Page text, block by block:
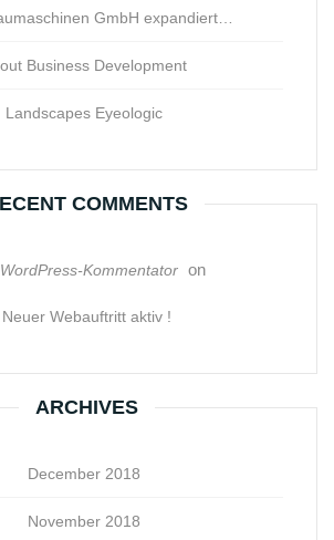
GmbH expandiert…
Business Development
Landscapes Eyeologic
COMMENTS
Kommentator on
Neuer Webauftritt aktiv !
ARCHIVES
December 2018
November 2018